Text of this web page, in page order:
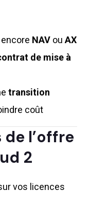
NAVou AX
de mise à
transition
coût
de l’offre
2
vos licences